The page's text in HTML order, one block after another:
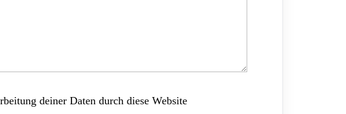
deiner Daten durch diese Website